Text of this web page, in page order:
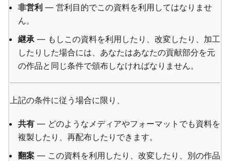
非営利 — 営利目的でこの資料を利用してはなりませ
ん。
継承 — もしこの資料を利用したり、改変したり、加工
したりした場合には、あなたはあなたの貢献部分を元
の作品と同じ条件で頒布しなければなりません。
上記の条件に従う場合に限り、
共有 — どのようなメディアやフォーマットでも資料を
複製したり、再配布したりできます。
翻案 — この資料を利用したり、改変したり、別の作品